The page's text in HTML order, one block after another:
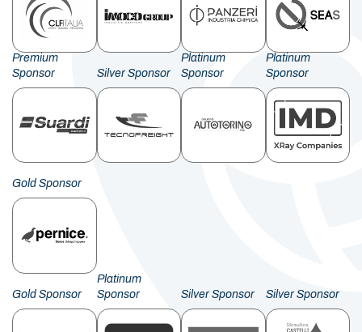
Premium
Sponsor
Silver Sponsor
Platinum
Sponsor
Platinum
Sponsor
Gold Sponsor
Gold Sponsor
Platinum
Sponsor
Silver Sponsor Silver Sponsor